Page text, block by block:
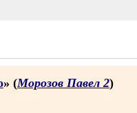
» (Морозов Павел 2)